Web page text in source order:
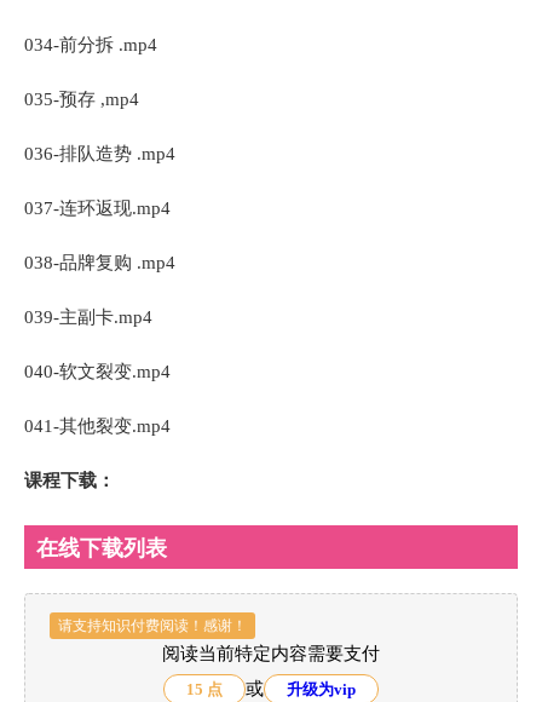
034-前分拆 .mp4
035-预存 ,mp4
036-排队造势 .mp4
037-连环返现.mp4
038-品牌复购 .mp4
039-主副卡.mp4
040-软文裂变.mp4
041-其他裂变.mp4
课程下载：
在线下载列表
请支持知识付费阅读！感谢！
阅读当前特定内容需要支付
15 点 或 升级为vip